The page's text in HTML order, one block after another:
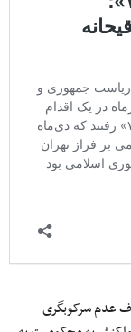
عدم سرکوبگری